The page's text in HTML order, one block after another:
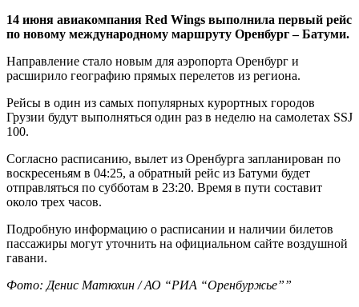
14 июня авиакомпания Red Wings выполнила первый рейс
по новому международному маршруту Оренбург – Батуми.
Направление стало новым для аэропорта Оренбург и
расширило географию прямых перелетов из региона.
Рейсы в один из самых популярных курортных городов
Грузии будут выполняться один раз в неделю на самолетах SSJ
100.
Согласно расписанию, вылет из Оренбурга запланирован по
воскресеньям в 04:25, а обратный рейс из Батуми будет
отправляться по субботам в 23:20. Время в пути составит
около трех часов.
Подробную информацию о расписании и наличии билетов
пассажиры могут уточнить на официальном сайте воздушной
гавани.
Фото: Денис Матюхин / АО “РИА “Оренбуржье””